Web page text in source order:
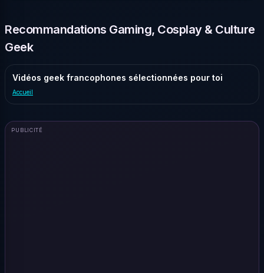
Recommandations Gaming, Cosplay & Culture
Geek
Vidéos geek francophones sélectionnées pour toi
Accueil
PUBLICITÉ